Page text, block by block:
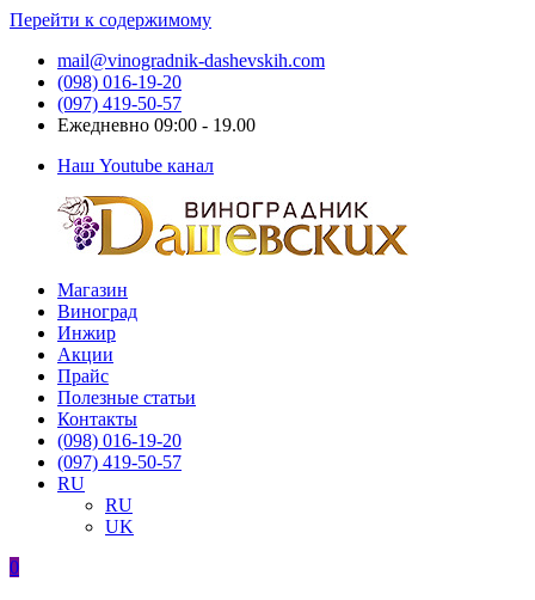
Перейти к содержимому
mail@vinogradnik-dashevskih.com
(098) 016-19-20
(097) 419-50-57
Ежедневно 09:00 - 19.00
Наш Youtube канал
Виноградник
Дашевских
Саженцы
черенки
винограда
Магазин
Виноград
Инжир
Акции
Прайс
Полезные статьи
Контакты
(098) 016-19-20
(097) 419-50-57
RU
RU
UK
0